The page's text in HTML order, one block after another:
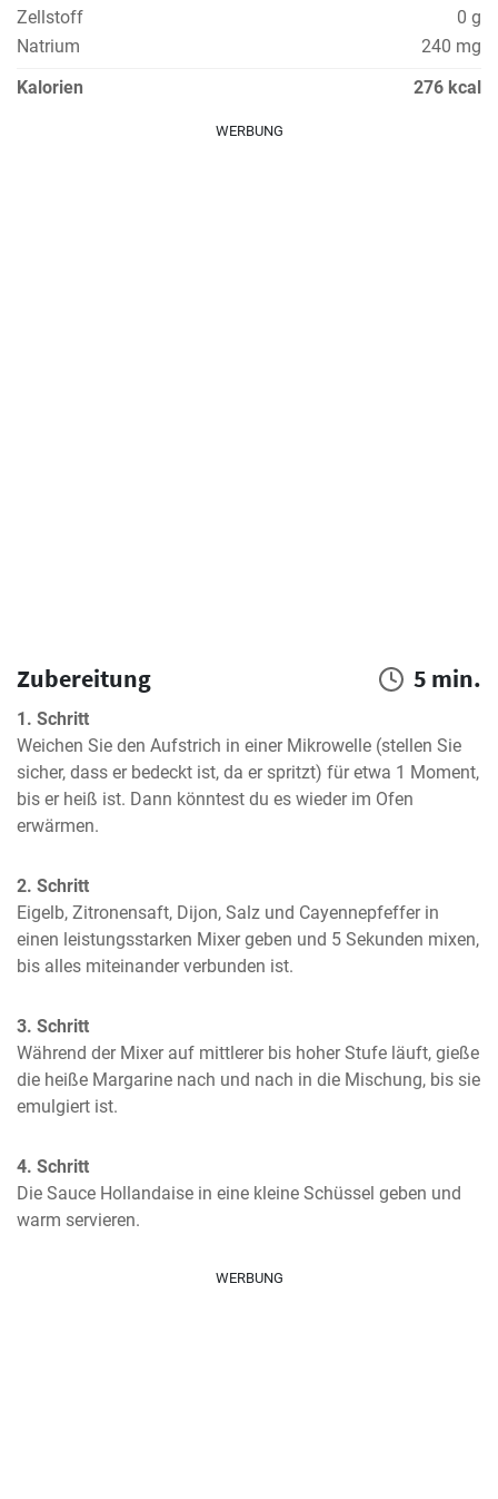
Zellstoff
0 g
Natrium
240 mg
Kalorien
276 kcal
WERBUNG
Zubereitung 5 min.
1. Schritt
Weichen Sie den Aufstrich in einer Mikrowelle (stellen Sie
sicher, dass er bedeckt ist, da er spritzt) für etwa 1 Moment,
bis er heiß ist. Dann könntest du es wieder im Ofen
erwärmen.
2. Schritt
Eigelb, Zitronensaft, Dijon, Salz und Cayennepfeffer in
einen leistungsstarken Mixer geben und 5 Sekunden mixen,
bis alles miteinander verbunden ist.
3. Schritt
Während der Mixer auf mittlerer bis hoher Stufe läuft, gieße
die heiße Margarine nach und nach in die Mischung, bis sie
emulgiert ist.
4. Schritt
Die Sauce Hollandaise in eine kleine Schüssel geben und
warm servieren.
WERBUNG